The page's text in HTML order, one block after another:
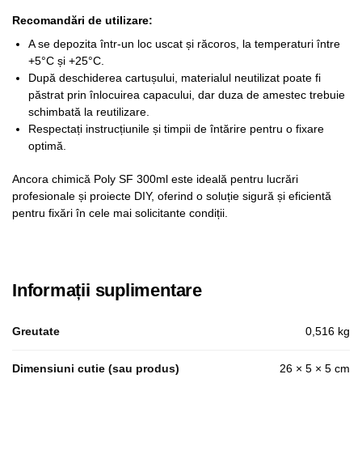
Recomandări de utilizare:
A se depozita într-un loc uscat și răcoros, la temperaturi între
+5°C și +25°C.
După deschiderea cartușului, materialul neutilizat poate fi
păstrat prin înlocuirea capacului, dar duza de amestec trebuie
schimbată la reutilizare.
Respectați instrucțiunile și timpii de întărire pentru o fixare
optimă.
Ancora chimică Poly SF 300ml este ideală pentru lucrări
profesionale și proiecte DIY, oferind o soluție sigură și eficientă
pentru fixări în cele mai solicitante condiții.
Informații suplimentare
Greutate 0,516 kg
Dimensiuni cutie (sau produs) 26 × 5 × 5 cm